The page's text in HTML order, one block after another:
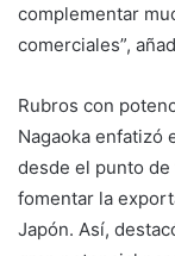
complementar
comerciales”,
Rubros con
Nagaoka enfatizó
desde el punto
fomentar la
Japón. Así,